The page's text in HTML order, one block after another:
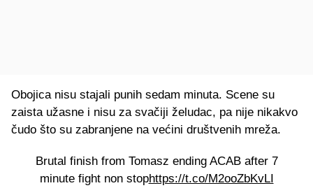
Obojica nisu stajali punih sedam minuta. Scene su
zaista užasne i nisu za svačiji želudac, pa nije nikakvo
čudo što su zabranjene na većini društvenih mreža.
Brutal finish from Tomasz ending ACAB after 7
minute fight non stophttps://t.co/M2ooZbKvLI